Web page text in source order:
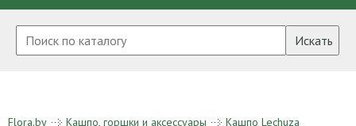
Искать
Flora.by Кашпо, горшки и аксессуары
Кашпо Lechuza